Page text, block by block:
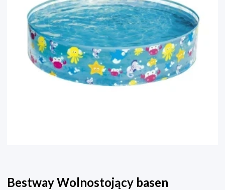
Bestway Wolnostojący basen